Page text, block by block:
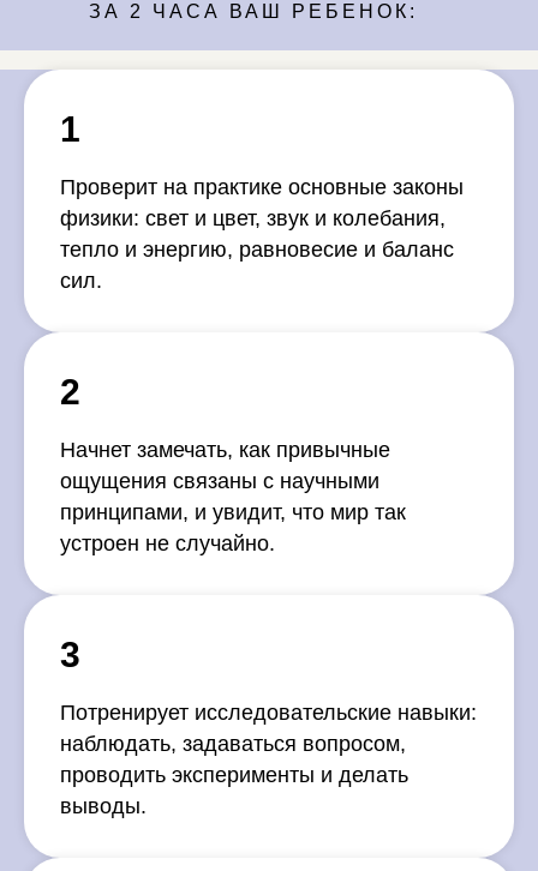
ЗА 2 ЧАСА ВАШ РЕБЕНОК:
1
Проверит на практике основные законы
физики: свет и цвет, звук и колебания,
тепло и энергию, равновесие и баланс
сил.
2
Начнет замечать, как привычные
ощущения связаны с научными
принципами, и увидит, что мир так
устроен не случайно.
3
Потренирует исследовательские навыки:
наблюдать, задаваться вопросом,
проводить эксперименты и делать
выводы.